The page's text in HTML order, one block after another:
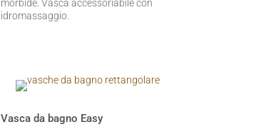
morbide. Vasca accessoriabile con
idromassaggio.
Vasca da bagno Easy